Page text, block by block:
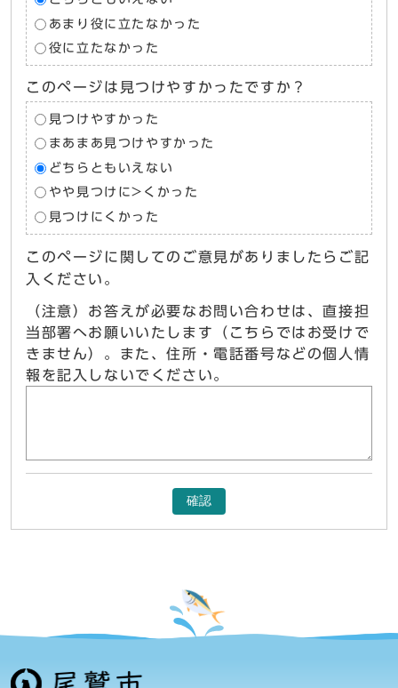
あまり役に立たなかった
役に立たなかった
このページは見つけやすかったですか？
見つけやすかった
まあまあ見つけやすかった
どちらともいえない
やや見つけに>くかった
見つけにくかった
このページに関してのご意見がありましたらご記
入ください。
（注意）お答えが必要なお問い合わせは、直接担
当部署へお願いいたします（こちらではお受けで
きません）。また、住所・電話番号などの個人情
報を記入しないでください。
確認